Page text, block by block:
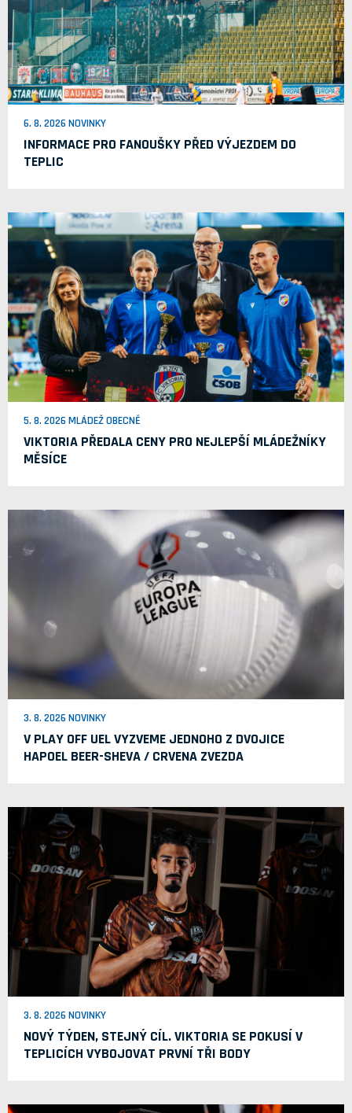
6. 8. 2026 NOVINKY
INFORMACE PRO FANOUŠKY PŘED VÝJEZDEM DO
TEPLIC
5. 8. 2026 MLÁDEŽ OBECNĚ
VIKTORIA PŘEDALA CENY PRO NEJLEPŠÍ MLÁDEŽNÍKY
MĚSÍCE
3. 8. 2026 NOVINKY
V PLAY OFF UEL VYZVEME JEDNOHO Z DVOJICE
HAPOEL BEER-SHEVA / CRVENA ZVEZDA
3. 8. 2026 NOVINKY
NOVÝ TÝDEN, STEJNÝ CÍL. VIKTORIA SE POKUSÍ V
TEPLICÍCH VYBOJOVAT PRVNÍ TŘI BODY